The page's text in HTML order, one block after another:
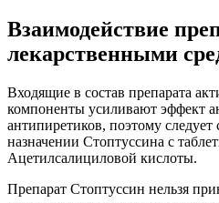
Взаимодействие
лекарственными
Входящие в состав препарата
компоненты усиливают эффект
антипиретиков, поэтому
назначении Стоптуссина с
Ацетилсалициловой кислоты.
Препарат Стоптуссин нельзя